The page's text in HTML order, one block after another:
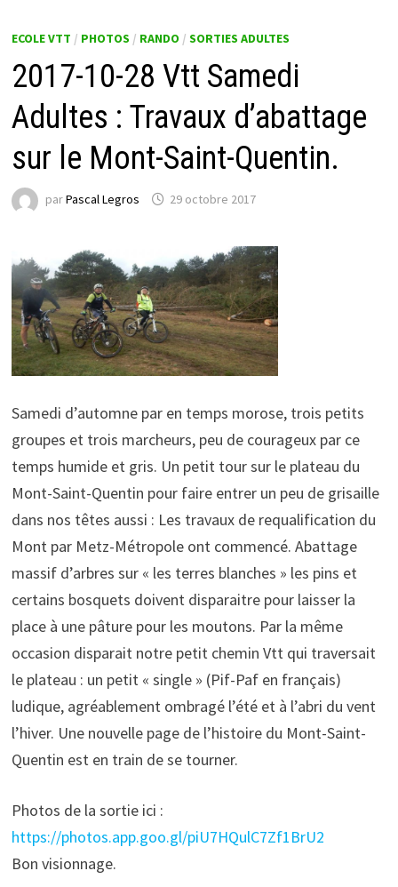
ECOLE VTT / PHOTOS / RANDO / SORTIES ADULTES
2017-10-28 Vtt Samedi
Adultes : Travaux d’abattage
sur le Mont-Saint-Quentin.
parPascal Legros 29 octobre 2017
Samedi d’automne par en temps morose, trois petits
groupes et trois marcheurs, peu de courageux par ce
temps humide et gris. Un petit tour sur le plateau du
Mont-Saint-Quentin pour faire entrer un peu de grisaille
dans nos têtes aussi : Les travaux de requalification du
Mont par Metz-Métropole ont commencé. Abattage
massif d’arbres sur « les terres blanches » les pins et
certains bosquets doivent disparaitre pour laisser la
place à une pâture pour les moutons. Par la même
occasion disparait notre petit chemin Vtt qui traversait
le plateau : un petit « single » (Pif-Paf en français)
ludique, agréablement ombragé l’été et à l’abri du vent
l’hiver. Une nouvelle page de l’histoire du Mont-Saint-
Quentin est en train de se tourner.
Photos de la sortie ici :
https://photos.app.goo.gl/piU7HQulC7Zf1BrU2
Bon visionnage.